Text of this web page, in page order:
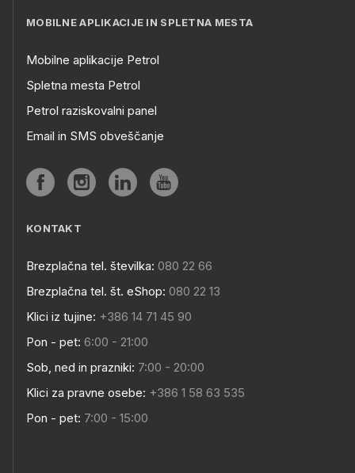
MOBILNE APLIKACIJE IN SPLETNA MESTA
Mobilne aplikacije Petrol
Spletna mesta Petrol
Petrol raziskovalni panel
Email in SMS obveščanje
KONTAKT
Brezplačna tel. številka: 080 22 66
Brezplačna tel. št. eShop: 080 22 13
Klici iz tujine: +386 14 71 45 90
Pon - pet: 6:00 - 21:00
Sob, ned in prazniki: 7:00 - 20:00
Klici za pravne osebe: +386 1 58 63 535
Pon - pet: 7:00 - 15:00